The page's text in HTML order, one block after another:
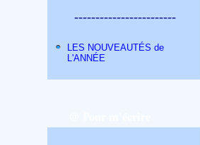
------------------------
LES NOUVEAUTÉS de
L'ANNÉE